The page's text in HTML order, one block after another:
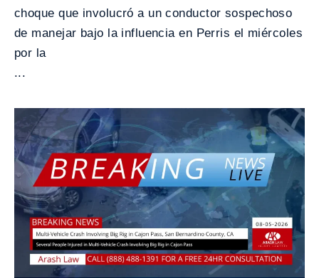
choque que involucró a un conductor sospechoso
de manejar bajo la influencia en Perris el miércoles
por la
...